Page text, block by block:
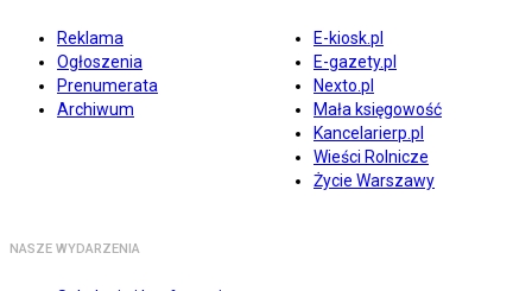
Reklama
Ogłoszenia
Prenumerata
Archiwum
E-kiosk.pl
E-gazety.pl
Nexto.pl
Mała księgowość
Kancelarierp.pl
Wieści Rolnicze
Życie Warszawy
NASZE WYDARZENIA